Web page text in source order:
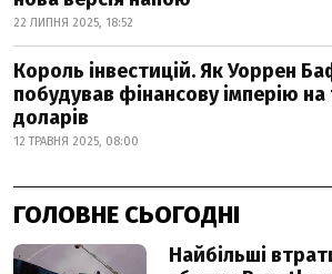
22 ЛИПНЯ 2025, 18:52
Король інвестицій. Як Уоррен
побудував фінансову імперію
доларів
12 ТРАВНЯ 2025, 08:00
ГОЛОВНЕ СЬОГОДНІ
Найбільші